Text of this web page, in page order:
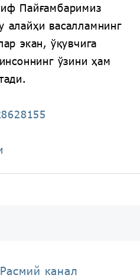
Пайғамбаримиз
алайҳи васалламнинг
экан, ўқувчига
ўзини ҳам
канал